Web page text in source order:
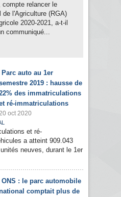
compte relancer le
de l'Agriculture (RGA)
2020-2021, a-t-il
communiqué...
Parc auto au 1er
2019 : hausse de
des immatriculations
ré-immatriculations
oct 2020
et ré-
a atteint 909.043
neuves, durant le 1er
ONS : le parc automobile
comptait plus de